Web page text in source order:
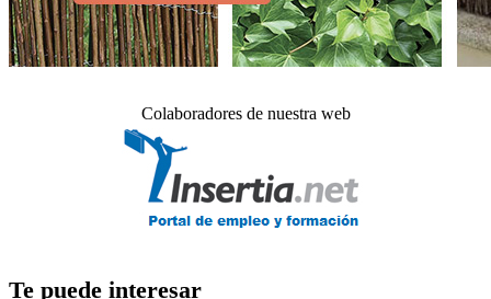
Colaboradores de nuestra web
Te puede interesar_